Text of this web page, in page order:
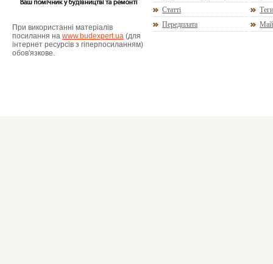
При використанні матеріалів
посилання на www.budexpert.ua (для
інтернет ресурсів з гіперпосиланням)
обов'язкове.
Статті
Теги
Передплата